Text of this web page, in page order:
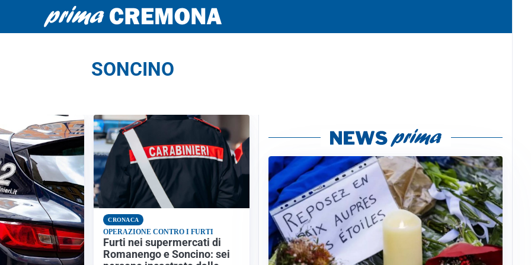
SONCINO
CRONACA
OPERAZIONE CONTRO I FURTI
Furti nei supermercati di
Romanengo e Soncino: sei